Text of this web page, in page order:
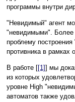
программы внутри
"Невидимый" агент
"невидимыми". Более
проблему
противника в рамках
В работе [[1]] мы
из которых
уровне High
автоматов также